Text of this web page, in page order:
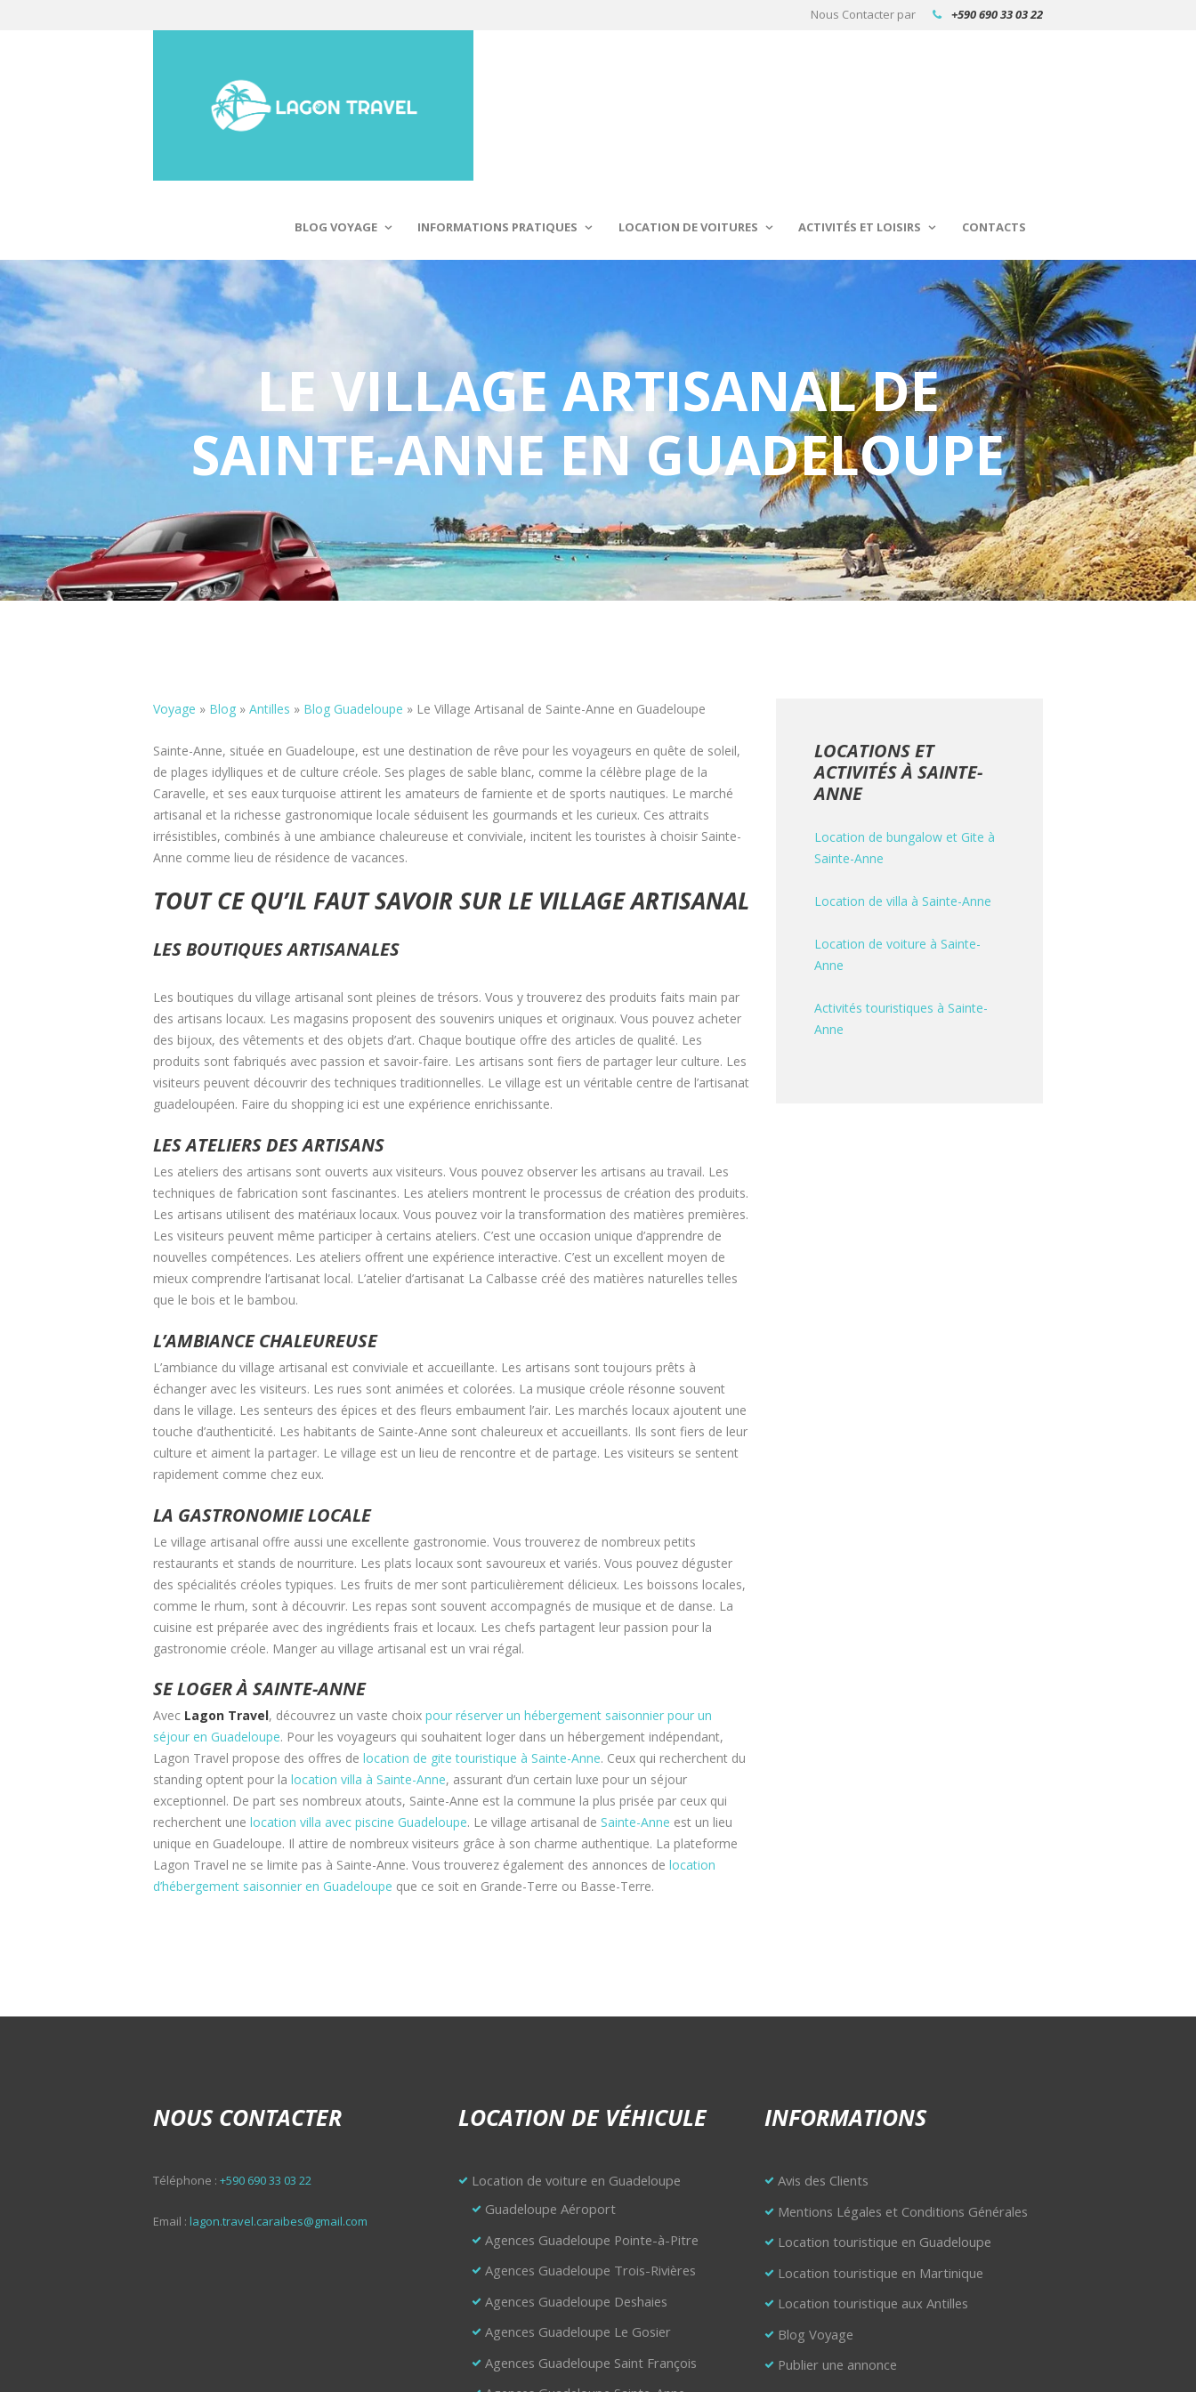
Nous Contacter par +590 690 33 03 22
BLOG VOYAGE INFORMATIONS PRATIQUES LOCATION DE VOITURES ACTIVITÉS ET LOISIRS CONTACTS
LE VILLAGE ARTISANAL DE
SAINTE-ANNE EN GUADELOUPE
Voyage » Blog » Antilles » Blog Guadeloupe » Le Village Artisanal de Sainte-Anne en Guadeloupe
Sainte-Anne, située en Guadeloupe, est une destination de rêve pour les voyageurs en quête de soleil,
de plages idylliques et de culture créole. Ses plages de sable blanc, comme la célèbre plage de la
Caravelle, et ses eaux turquoise attirent les amateurs de farniente et de sports nautiques. Le marché
artisanal et la richesse gastronomique locale séduisent les gourmands et les curieux. Ces attraits
irrésistibles, combinés à une ambiance chaleureuse et conviviale, incitent les touristes à choisir Sainte-
Anne comme lieu de résidence de vacances.
TOUT CE QU’IL FAUT SAVOIR SUR LE VILLAGE ARTISANAL
LES BOUTIQUES ARTISANALES
Les boutiques du village artisanal sont pleines de trésors. Vous y trouverez des produits faits main par
des artisans locaux. Les magasins proposent des souvenirs uniques et originaux. Vous pouvez acheter
des bijoux, des vêtements et des objets d’art. Chaque boutique offre des articles de qualité. Les
produits sont fabriqués avec passion et savoir-faire. Les artisans sont fiers de partager leur culture. Les
visiteurs peuvent découvrir des techniques traditionnelles. Le village est un véritable centre de l’artisanat
guadeloupéen. Faire du shopping ici est une expérience enrichissante.
LES ATELIERS DES ARTISANS
Les ateliers des artisans sont ouverts aux visiteurs. Vous pouvez observer les artisans au travail. Les
techniques de fabrication sont fascinantes. Les ateliers montrent le processus de création des produits.
Les artisans utilisent des matériaux locaux. Vous pouvez voir la transformation des matières premières.
Les visiteurs peuvent même participer à certains ateliers. C’est une occasion unique d’apprendre de
nouvelles compétences. Les ateliers offrent une expérience interactive. C’est un excellent moyen de
mieux comprendre l’artisanat local. L’atelier d’artisanat La Calbasse créé des matières naturelles telles
que le bois et le bambou.
L’AMBIANCE CHALEUREUSE
L’ambiance du village artisanal est conviviale et accueillante. Les artisans sont toujours prêts à
échanger avec les visiteurs. Les rues sont animées et colorées. La musique créole résonne souvent
dans le village. Les senteurs des épices et des fleurs embaument l’air. Les marchés locaux ajoutent une
touche d’authenticité. Les habitants de Sainte-Anne sont chaleureux et accueillants. Ils sont fiers de leur
culture et aiment la partager. Le village est un lieu de rencontre et de partage. Les visiteurs se sentent
rapidement comme chez eux.
LA GASTRONOMIE LOCALE
Le village artisanal offre aussi une excellente gastronomie. Vous trouverez de nombreux petits
restaurants et stands de nourriture. Les plats locaux sont savoureux et variés. Vous pouvez déguster
des spécialités créoles typiques. Les fruits de mer sont particulièrement délicieux. Les boissons locales,
comme le rhum, sont à découvrir. Les repas sont souvent accompagnés de musique et de danse. La
cuisine est préparée avec des ingrédients frais et locaux. Les chefs partagent leur passion pour la
gastronomie créole. Manger au village artisanal est un vrai régal.
SE LOGER À SAINTE-ANNE
Avec Lagon Travel, découvrez un vaste choix pour réserver un hébergement saisonnier pour un
séjour en Guadeloupe. Pour les voyageurs qui souhaitent loger dans un hébergement indépendant,
Lagon Travel propose des offres de location de gite touristique à Sainte-Anne. Ceux qui recherchent du
standing optent pour la location villa à Sainte-Anne, assurant d’un certain luxe pour un séjour
exceptionnel. De part ses nombreux atouts, Sainte-Anne est la commune la plus prisée par ceux qui
recherchent une location villa avec piscine Guadeloupe. Le village artisanal de Sainte-Anne est un lieu
unique en Guadeloupe. Il attire de nombreux visiteurs grâce à son charme authentique. La plateforme
Lagon Travel ne se limite pas à Sainte-Anne. Vous trouverez également des annonces de location
d’hébergement saisonnier en Guadeloupe que ce soit en Grande-Terre ou Basse-Terre.
LOCATIONS ET
ACTIVITÉS À SAINTE-
ANNE
Location de bungalow et Gite à
Sainte-Anne
Location de villa à Sainte-Anne
Location de voiture à Sainte-
Anne
Activités touristiques à Sainte-
Anne
NOUS CONTACTER
Téléphone : +590 690 33 03 22
Email : lagon.travel.caraibes@gmail.com
LOCATION DE VÉHICULE
Location de voiture en Guadeloupe
Guadeloupe Aéroport
Agences Guadeloupe Pointe-à-Pitre
Agences Guadeloupe Trois-Rivières
Agences Guadeloupe Deshaies
Agences Guadeloupe Le Gosier
Agences Guadeloupe Saint François
INFORMATIONS
Avis des Clients
Mentions Légales et Conditions Générales
Location touristique en Guadeloupe
Location touristique en Martinique
Location touristique aux Antilles
Blog Voyage
Publier une annonce